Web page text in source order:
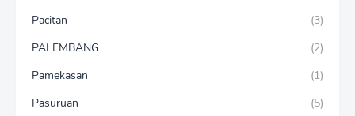
Pacitan
(3)
PALEMBANG
(2)
Pamekasan
(1)
Pasuruan
(5)